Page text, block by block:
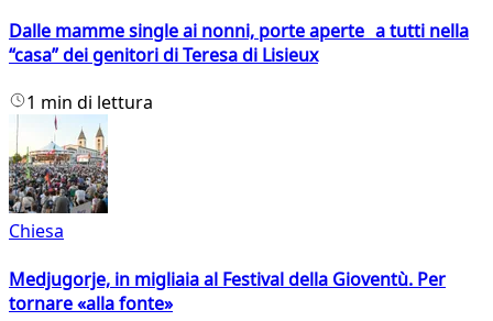
Dalle mamme single ai nonni, porte aperte a tutti nella
“casa” dei genitori di Teresa di Lisieux
1 min di lettura
Chiesa
Medjugorje, in migliaia al Festival della Gioventù. Per
tornare «alla fonte»